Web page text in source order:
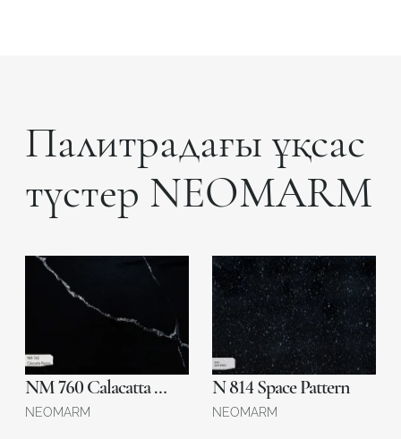
Палитрадағы ұқсас
түстер NEOMARM
NM 760 Calacatta Negro
NEOMARM
N 814 Space Pattern
NEOMARM